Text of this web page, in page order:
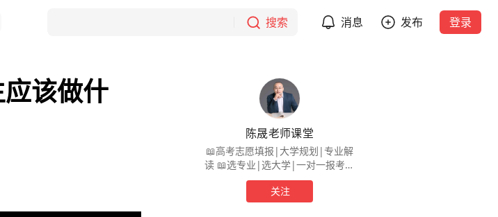
搜索 消息 发布 登录
该做什
陈晟老师课堂
📖高考志愿填报|大学规划|专业解
读 📖选专业|选大学|一对一报考填
志愿 📖询问院校专业问题 省份+专
业 📖关注我，志愿填报不再是难题
关注